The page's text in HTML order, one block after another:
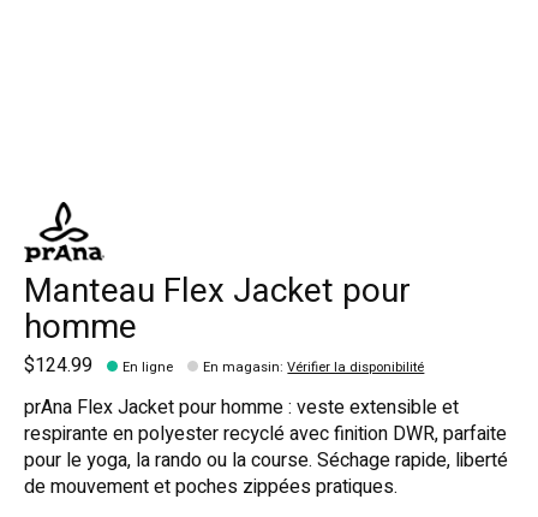
Manteau Flex Jacket pour
homme
$124.99 En ligne En magasin:Vérifier la disponibilité
prAna Flex Jacket pour homme : veste extensible et
respirante en polyester recyclé avec finition DWR, parfaite
pour le yoga, la rando ou la course. Séchage rapide, liberté
de mouvement et poches zippées pratiques.